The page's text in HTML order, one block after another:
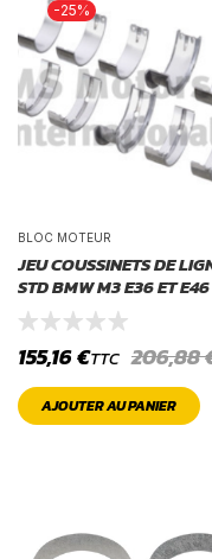
-25%
BLOC MOTEUR
JEU COUSSINETS DE
STD BMW M3 E36 ET E46
206,88
155,16€TTC
AJOUTER AU PANIER